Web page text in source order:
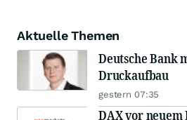
Aktuelle Themen
Deutsche Bank
Druckaufbau
gestern 07:35
DAX vor neuem